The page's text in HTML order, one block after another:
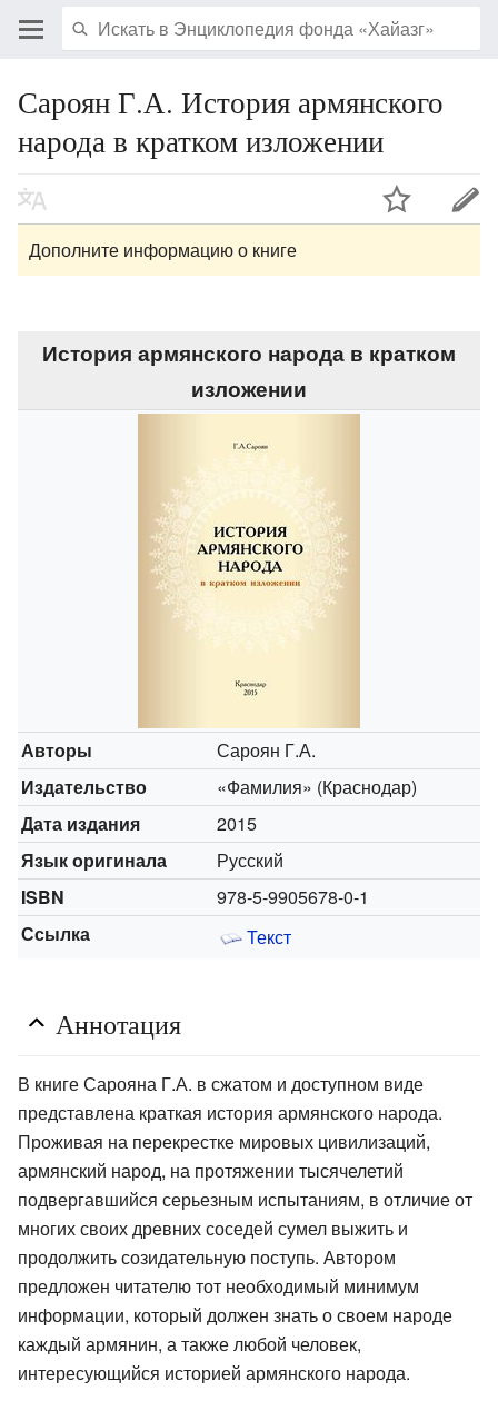
Сароян Г.А. История армянского
народа в кратком изложении
Дополните информацию о книге
История армянского народа в кратком
изложении
Авторы
Сароян Г.А.
Издательство
«Фамилия» (Краснодар)
Дата издания
2015
Язык оригинала
Русский
ISBN
978-5-9905678-0-1
Ссылка
Текст
Аннотация
В книге Сарояна Г.А. в сжатом и доступном виде
представлена краткая история армянского народа.
Проживая на перекрестке мировых цивилизаций,
армянский народ, на протяжении тысячелетий
подвергавшийся серьезным испытаниям, в отличие от
многих своих древних соседей сумел выжить и
продолжить созидательную поступь. Автором
предложен читателю тот необходимый минимум
информации, который должен знать о своем народе
каждый армянин, а также любой человек,
интересующийся историей армянского народа.